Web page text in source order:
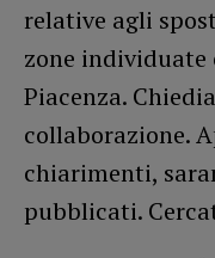
relative agli
zone individuate
Piacenza.
collaborazione.
chiarimenti,
pubblicati.